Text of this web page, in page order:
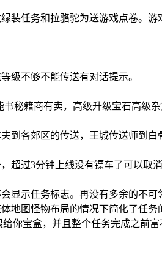
装任务和拉骆驼为送游戏点卷。
级不够不能传送有对话提示。
秘籍商有卖，高级升级宝石高级杂
到各郊区的传送，王城传送师到
超过3分钟上线没有镖车了可以取
示任务标志。再没有多余的不可
地图怪物布局的情况下简化了任务
你宝盒，并且整个任务完成之前富